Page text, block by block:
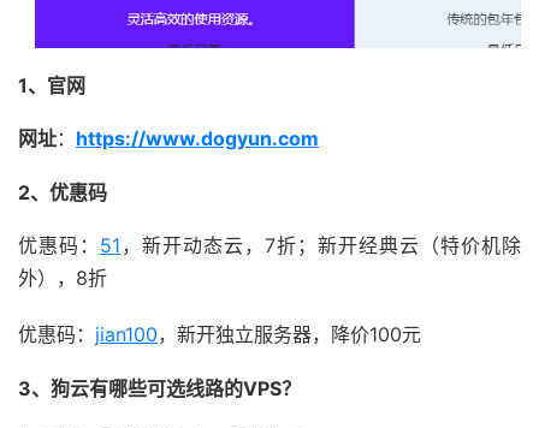
1、官网
网址： https://www.dogyun.com
2、优惠码
优惠码： 51 ，新开动态云，7折；新开经典云（特价机除
外），8折
优惠码： jian100，新开独立服务器，降价100元
3、狗云有哪些可选线路的VPS？